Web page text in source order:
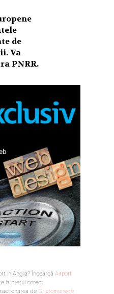
de
Va
PNRR.
in Anglia? Încearcă Airport
la prețul corect.
de Criptomonede